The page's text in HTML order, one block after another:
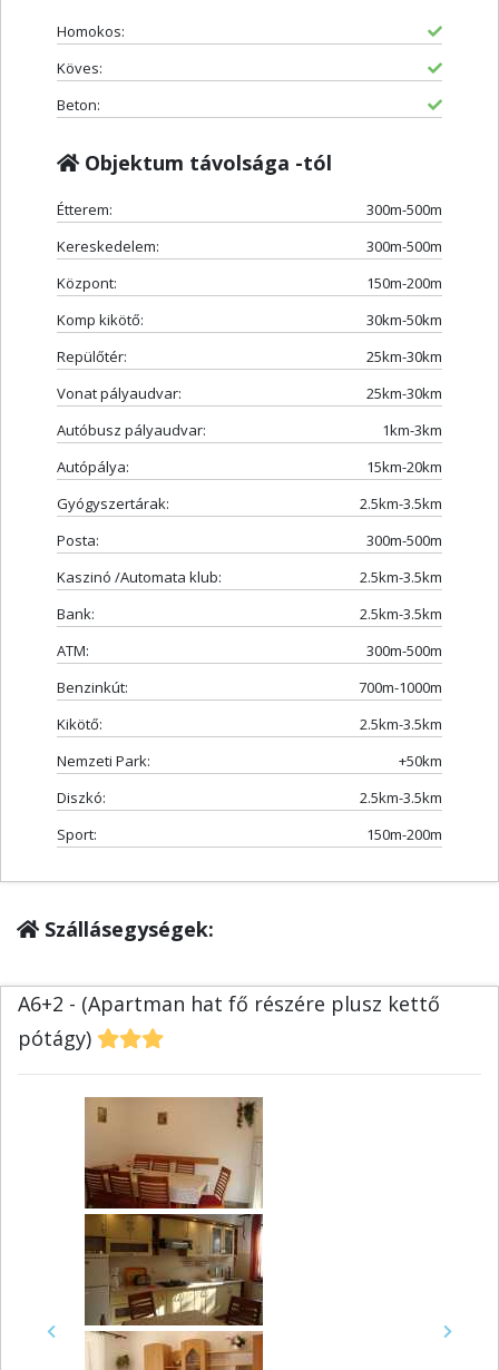
Homokos:
Köves:
Beton:
Objektum távolsága -tól
Étterem:
300m-500m
Kereskedelem:
300m-500m
Központ:
150m-200m
Komp kikötő:
30km-50km
Repülőtér:
25km-30km
Vonat pályaudvar:
25km-30km
Autóbusz pályaudvar:
1km-3km
Autópálya:
15km-20km
Gyógyszertárak:
2.5km-3.5km
Posta:
300m-500m
Kaszinó /Automata klub:
2.5km-3.5km
Bank:
2.5km-3.5km
ATM:
300m-500m
Benzinkút:
700m-1000m
Kikötő:
2.5km-3.5km
Nemzeti Park:
+50km
Diszkó:
2.5km-3.5km
Sport:
150m-200m
Szállásegységek:
A6+2 - (Apartman hat fő részére plusz kettő
pótágy)
Previous Next